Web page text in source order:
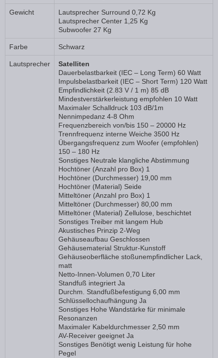
Gewicht
Lautsprecher Surround 0,72 Kg
Lautsprecher Center 1,25 Kg
Subwoofer 27 Kg
Farbe Schwarz
Lautsprecher
Satelliten
Dauerbelastbarkeit (IEC – Long Term) 60 Watt
Impulsbelastbarkeit (IEC – Short Term) 120 Watt
Empfindlichkeit (2.83 V / 1 m) 85 dB
Mindestverstärkerleistung empfohlen 10 Watt
Maximaler Schalldruck 103 dB/1m
Nennimpedanz 4-8 Ohm
Frequenzbereich von/bis 150 – 20000 Hz
Trennfrequenz interne Weiche 3500 Hz
Übergangsfrequenz zum Woofer (empfohlen)
150 – 180 Hz
Sonstiges Neutrale klangliche Abstimmung
Hochtöner (Anzahl pro Box) 1
Hochtöner (Durchmesser) 19,00 mm
Hochtöner (Material) Seide
Mitteltöner (Anzahl pro Box) 1
Mitteltöner (Durchmesser) 80,00 mm
Mitteltöner (Material) Zellulose, beschichtet
Sonstiges Treiber mit langem Hub
Akustisches Prinzip 2-Weg
Gehäuseaufbau Geschlossen
Gehäusematerial Struktur-Kunstoff
Gehäuseoberfläche stoßunempfindlicher Lack,
matt
Netto-Innen-Volumen 0,70 Liter
Standfuß integriert Ja
Durchm. Standfußbefestigung 6,00 mm
Schlüssellochaufhängung Ja
Sonstiges Hohe Wandstärke für minimale
Resonanzen
Maximaler Kabeldurchmesser 2,50 mm
AV-Receiver geeignet Ja
Sonstiges Benötigt wenig Leistung für hohe
Pegel